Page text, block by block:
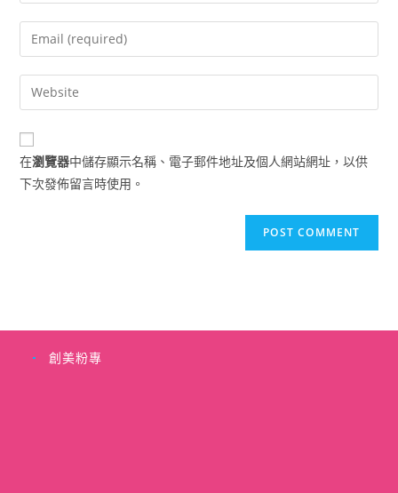
name
comment
Enter
your
email
address
comment
Enter
your
website
URL
(optional)
在瀏覽器中儲存顯示名稱、電子郵件地址及個人網站網址，以供
下次發佈留言時使用。
創美粉專